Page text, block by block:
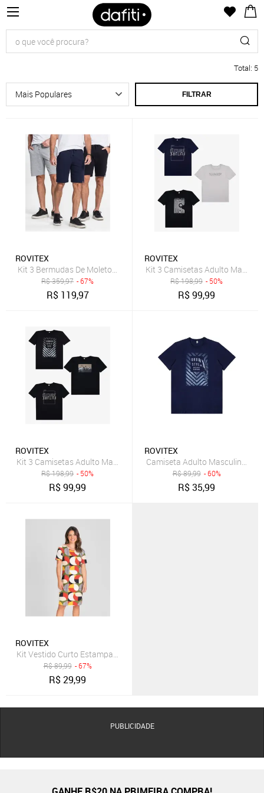
Total: 5
FILTRAR
ROVITEX
Kit 3 Bermudas De Moletom Masculina Select Sortido
R$359,97 - 67%
R$ 119,97
ROVITEX
Kit 3 Camisetas Adulto
R$198,99 - 50%
R$99,99
ROVITEX
Kit 3 Camisetas Adulto Masculino em Meia Malha Rovitex Sortido
R$198,99 - 50%
R$99,99
ROVITEX
Camiseta Adulto Masculino
R$89,99 - 60%
R$35,99
ROVITEX
Kit Vestido Curto Estampado Rovitex Sortida
R$89,99 - 67%
R$29,99
PUBLICIDADE